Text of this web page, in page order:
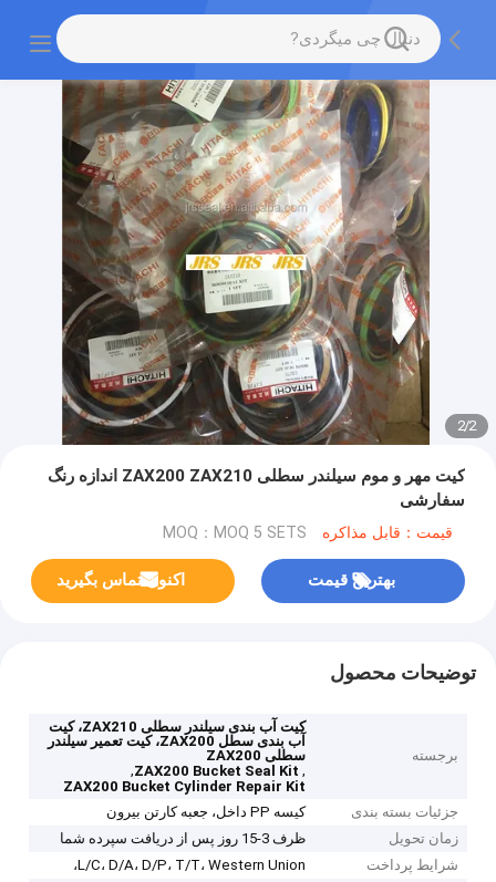
2
/
2
کیت مهر و موم سیلندر سطلی ZAX200 ZAX210 اندازه رنگ
سفارشی
قیمت：قابل مذاکره MOQ：MOQ 5 SETS
بهترین قیمت اکنون تماس بگیرید
توضیحات محصول
برجسته
کیت آب بندی سیلندر سطلی ZAX210، کیت
آب بندی سطل ZAX200، کیت تعمیر سیلندر
سطلی ZAX200
,
ZAX200 Bucket Seal Kit
,
ZAX200 Bucket Cylinder Repair Kit
جزئیات بسته بندی
کیسه PP داخل، جعبه کارتن بیرون
زمان تحویل
ظرف 3-15 روز پس از دریافت سپرده شما
شرایط پرداخت
L/C، D/A، D/P، T/T، Western Union،